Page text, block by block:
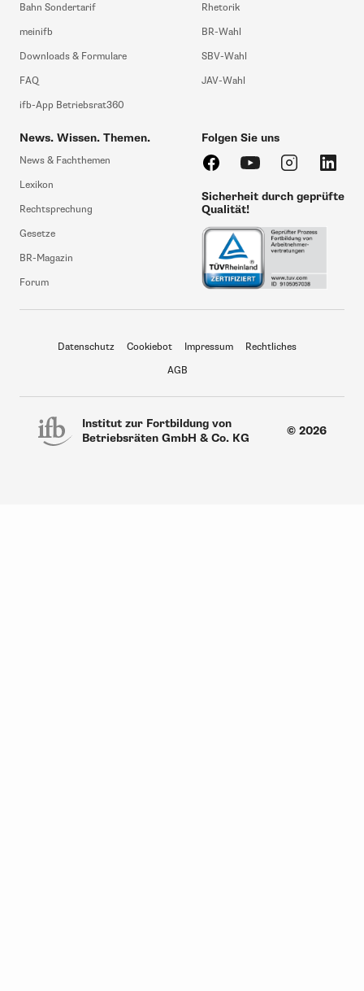
Bahn Sondertarif
meinifb
Downloads & Formulare
FAQ
ifb-App Betriebsrat360
Rhetorik
BR-Wahl
SBV-Wahl
JAV-Wahl
News. Wissen. Themen.
News & Fachthemen
Lexikon
Rechtsprechung
Gesetze
BR-Magazin
Forum
Folgen Sie uns
Sicherheit durch geprüfte
Qualität!
Institut zur Fortbildung von
Betriebsräten GmbH & Co. KG
© 2026
Datenschutz Cookiebot Impressum
Rechtliches
AGB